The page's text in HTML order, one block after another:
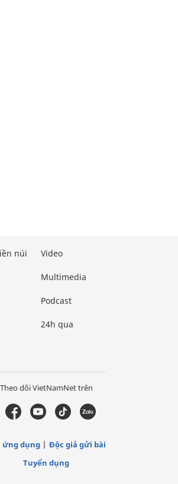
núi Video
Multimedia
Podcast
24h qua
Theo dõi VietNamNet trên
ứng dụng
Độc giả gửi bài
Tuyển dụng